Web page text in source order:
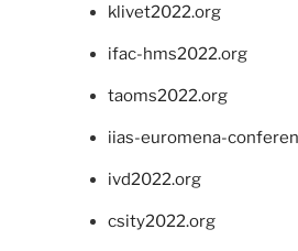
klivet2022.org
ifac-hms2022.org
taoms2022.org
iias-euromena-
ivd2022.org
csity2022.org